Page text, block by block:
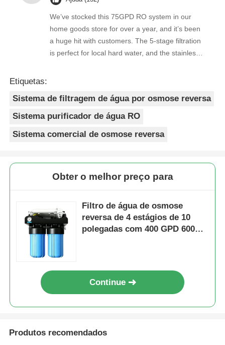
We’ve stocked this 75GPD RO system in our
home goods store for over a year, and it’s been
a huge hit with customers. The 5-stage filtration
is perfect for local hard water, and the stainless
complaints from customers, and very few
returns. Great product to carry!
Etiquetas:
Sistema de filtragem de água por osmose reversa
Sistema purificador de água RO
Sistema comercial de osmose reversa
Obter o melhor preço para
Filtro de água de osmose
reversa de 4 estágios de 10
polegadas com 400 GPD 600
Continue
Produtos recomendados